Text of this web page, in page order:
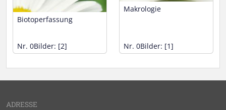
Biotoperfassung
Nr. 0Bilder: [2]
Makrologie
Nr. 0Bilder: [1]
ADRESSE